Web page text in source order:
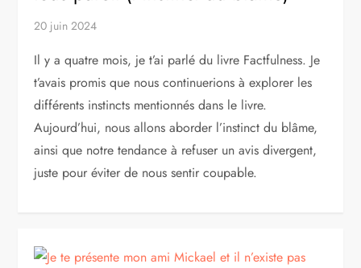
20 juin 2024
Il y a quatre mois, je t’ai parlé du livre Factfulness. Je
t’avais promis que nous continuerions à explorer les
différents instincts mentionnés dans le livre.
Aujourd’hui, nous allons aborder l’instinct du blâme,
ainsi que notre tendance à refuser un avis divergent,
juste pour éviter de nous sentir coupable.